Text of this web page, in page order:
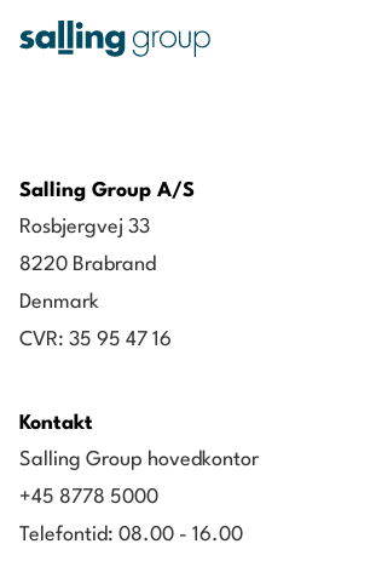
Salling Group A/S
Rosbjergvej 33
8220 Brabrand
Denmark
CVR: 35 95 47 16
Kontakt
Salling Group hovedkontor
+45 8778 5000
Telefontid: 08.00 - 16.00